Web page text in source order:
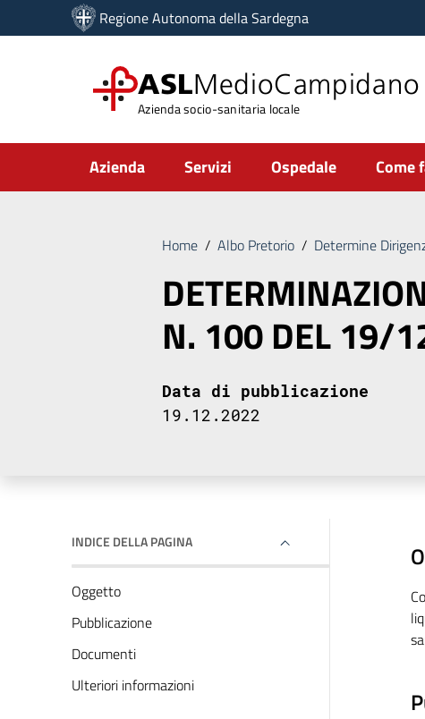
Vai ai contenuti
Vai al menu di navigazione
Regione Autonoma della Sardegna
ASLMedioCampidano
Azienda socio-sanitaria locale
Submenu
Azienda Servizi Ospedale Come
Home / Albo Pretorio / Determine
N. 100 DEL 19/
Data di pubblicazione
19.12.2022
INDICE DELLA PAGINA
Oggetto
Pubblicazione
Documenti
Ulteriori informazioni